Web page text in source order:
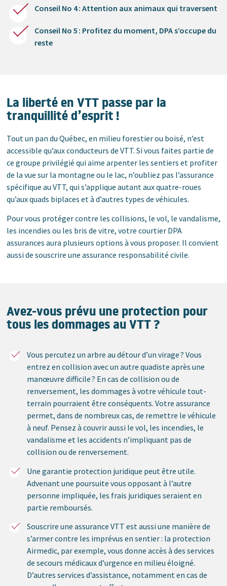
Conseil No 4 : Attention aux animaux qui traversent
Conseil No 5 : Profitez du moment, DPA s’occupe du
reste
La liberté en VTT passe par la
tranquillité d’esprit !
Tout un pan du Québec, en milieu forestier ou boisé, n’est
accessible qu’aux conducteurs de VTT. Si vous faites partie de
ce groupe privilégié qui aime arpenter les sentiers et profiter
de la vue sur la montagne ou le lac, n’oubliez pas l’assurance
spécifique au VTT, qui s’applique autant aux quatre-roues
qu’aux quads biplaces et à d’autres types de véhicules.
Pour vous protéger contre les collisions, le vol, le vandalisme,
les incendies ou les bris de vitre, votre courtier DPA
assurances aura plusieurs options à vous proposer. Il convient
aussi de souscrire une assurance responsabilité civile.
Avez-vous prévu une protection pour
tous les dommages au VTT ?
Vous percutez un arbre au détour d’un virage ? Vous
entrez en collision avec un autre quadiste après une
manœuvre difficile ? En cas de collision ou de
renversement, les dommages à votre véhicule tout-
terrain pourraient être conséquents. Votre assurance
permet, dans de nombreux cas, de remettre le véhicule
à neuf. Pensez à couvrir aussi le vol, les incendies, le
vandalisme et les accidents n’impliquant pas de
collision ou de renversement.
Une garantie protection juridique peut être utile.
Advenant une poursuite vous opposant à l’autre
personne impliquée, les frais juridiques seraient en
partie remboursés.
Souscrire une assurance VTT est aussi une manière de
s’armer contre les imprévus en sentier : la protection
Airmedic, par exemple, vous donne accès à des services
de secours médicaux d’urgence en milieu éloigné.
D’autres services d’assistance, notamment en cas de